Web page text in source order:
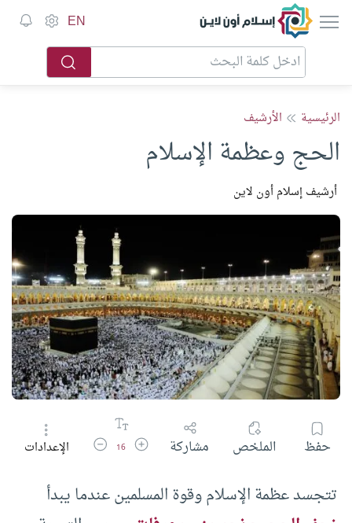
إسلام أون لاين EN
الرئيسية الأرشيف
الحج وعظمة الإسلام
أرشيف إسلام أون لاين
حفظ الملخص مشاركة زيادة حجم الخط
16 تقليل حجم الخط
الإعدادات
تتجسد عظمة الإسلام وقوة المسلمين عندما يبدأ